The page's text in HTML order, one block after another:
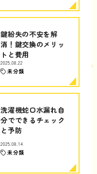
鍵紛失の不安を解
消！鍵交換のメリッ
トと費用
2025.08.22
未分類
洗濯機蛇口水漏れ自
分でできるチェック
と予防
2025.08.14
未分類